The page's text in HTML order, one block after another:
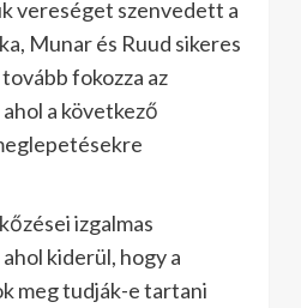
vereséget szenvedett a
Munar és Ruud sikeres
fokozza az
a következő
izgalmas
kiderül, hogy a
meg tudják-e tartani